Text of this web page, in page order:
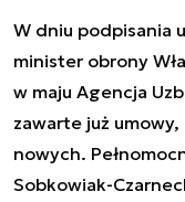
W dniu podpisania
minister obrony
w maju Agencja
zawarte już
nowych.
Sobkowiak-